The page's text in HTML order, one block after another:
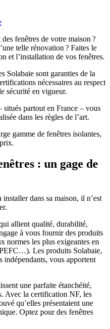
fenêtres de votre maison ?
telle rénovation ? Faites le
et l’installation de vos fenêtres.
Solabaie sont garanties de la
nécessaires au respect
sécurité en vigueur.
partout en France – vous
dans les règles de l’art.
gamme de fenêtres isolantes,
: un gage de
dans sa maison, il n’est
allient qualité, durabilité,
à vous fournir des produits
normes les plus exigeantes en
Les produits Solabaie,
indépendants, vous apportent
une parfaite étanchéité,
Avec la certification NF, les
qu’elles présentaient une
Optez pour des fenêtres